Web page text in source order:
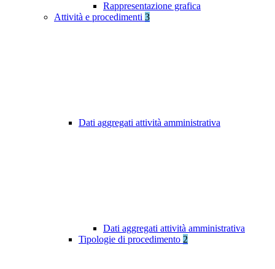
Rappresentazione grafica
Attività e procedimenti 3
Dati aggregati attività amministrativa
Dati aggregati attività amministrativa
Tipologie di procedimento 2